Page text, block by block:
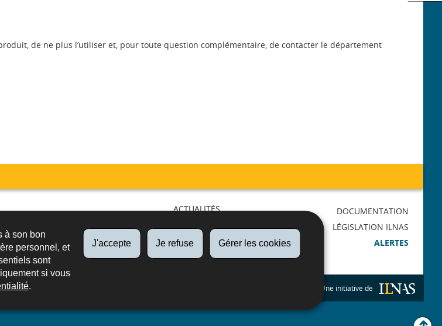
à son bon
personnel, et
sont
si vous
.
J'accepte Je refuse Gérer les cookies
de ne plus l’utiliser et, pour toute question complémentaire, de contacter le département
ACTUALITÉS
FORMATIONS
PUBLICATIONS
DOCUMENTATION
LÉGISLATION ILNAS
ALERTES
Une initiative de
Newsletter
H
u
t
d
p
g